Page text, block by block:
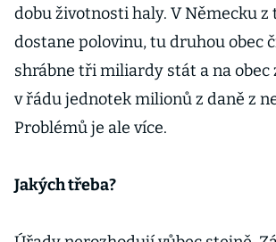
dobu životnosti haly. V Německu z
dostane polovinu, tu druhou obec
shrábne tři miliardy stát a na obec
v řádu jednotek milionů z daně z
Problémů je ale více.
Jakých třeba?